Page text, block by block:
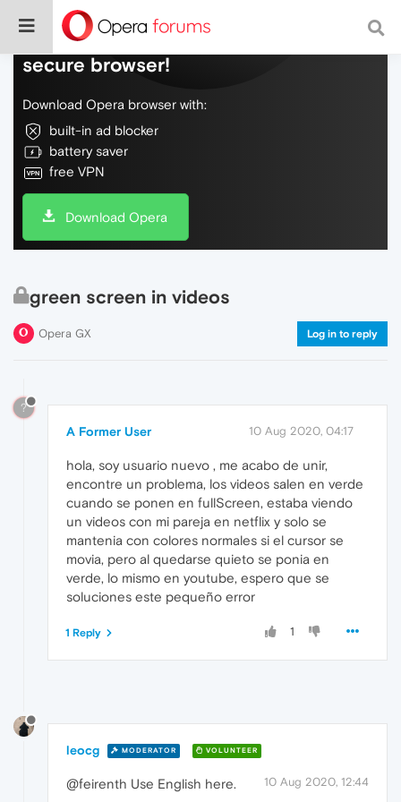
Do more on the web, with a fast and
secure browser!
Download Opera browser with:
built-in ad blocker
battery saver
free VPN
Download Opera
green screen in videos
Opera GX Log in to reply
?
A Former User 10 Aug 2020, 04:17
hola, soy usuario nuevo , me acabo de unir,
encontre un problema, los videos salen en verde
cuando se ponen en fullScreen, estaba viendo
un videos con mi pareja en netflix y solo se
mantenia con colores normales si el cursor se
movia, pero al quedarse quieto se ponia en
verde, lo mismo en youtube, espero que se
soluciones este pequeño error
1
1 Reply
leocg MODERATOR VOLUNTEER
10 Aug 2020, 12:44
@feirenth Use English here.